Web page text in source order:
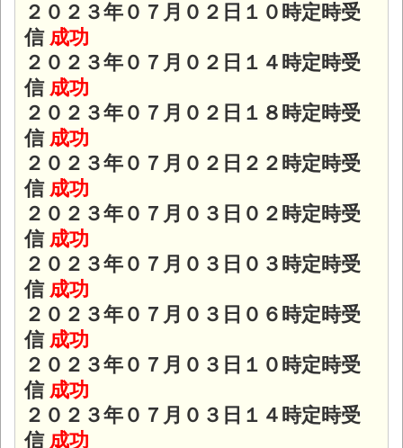
２０２３年０７月０２日１０時定時受
信 成功
２０２３年０７月０２日１４時定時受
信 成功
２０２３年０７月０２日１８時定時受
信 成功
２０２３年０７月０２日２２時定時受
信成功
２０２３年０７月０３日０２時定時受
信 成功
２０２３年０７月０３日０３時定時受
信 成功
２０２３年０７月０３日０６時定時受
信成功
２０２３年０７月０３日１０時定時受
信 成功
２０２３年０７月０３日１４時定時受
信 成功